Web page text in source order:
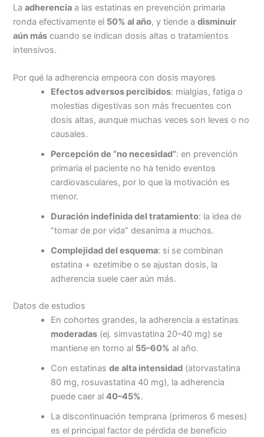
Laadherencia a las estatinas en prevención primaria
ronda efectivamente el 50% al año, y tiende adisminuir
aún más cuando se indican dosis altas o tratamientos
intensivos.
Por qué la adherencia empeora con dosis mayores
Efectos adversos percibidos: mialgias, fatiga o
molestias digestivas son más frecuentes con
dosis altas, aunque muchas veces son leves o no
causales.
Percepción de “no necesidad”: en prevención
primaria el paciente no ha tenido eventos
cardiovasculares, por lo que la motivación es
menor.
Duración indefinida del tratamiento: la idea de
“tomar de por vida” desanima a muchos.
Complejidad del esquema: si se combinan
estatina + ezetimibe o se ajustan dosis, la
adherencia suele caer aún más.
Datos de estudios
En cohortes grandes, la adherencia a estatinas
moderadas (ej. simvastatina 20–40 mg) se
mantiene en torno al 55–60% al año.
Con estatinasde alta intensidad (atorvastatina
80 mg, rosuvastatina 40 mg), la adherencia
puede caer al40–45%.
La discontinuación temprana (primeros 6 meses)
es el principal factor de pérdida de beneficio